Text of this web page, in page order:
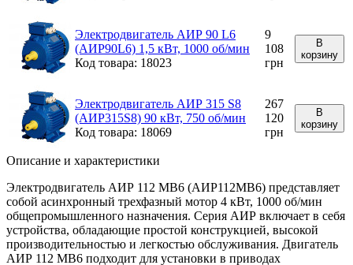
Электродвигатель АИР 90 L6
(АИР90L6) 1,5 кВт, 1000 об/мин
Код товара: 18023
9
108
грн
В
корзину
Электродвигатель АИР 315 S8
(АИР315S8) 90 кВт, 750 об/мин
Код товара: 18069
267
120
грн
В
корзину
Описание и характеристики
Электродвигатель АИР 112 МВ6 (АИР112МВ6) представляет
собой асинхронный трехфазный мотор 4 кВт, 1000 об/мин
общепромышленного назначения. Серия АИР включает в себя
устройства, обладающие простой конструкцией, высокой
производительностью и легкостью обслуживания. Двигатель
АИР 112 МВ6 подходит для установки в приводах